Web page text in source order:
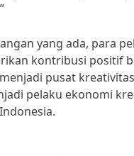
yang ada, para
kontribusi positif
pusat
pelaku ekonomi